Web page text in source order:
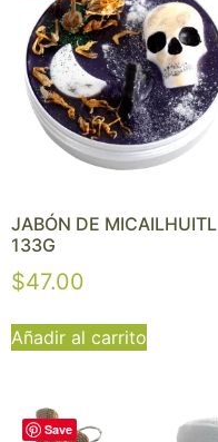
JABÓN DE MICAILHUITL
133G
$47.00
Añadir al carrito
Save